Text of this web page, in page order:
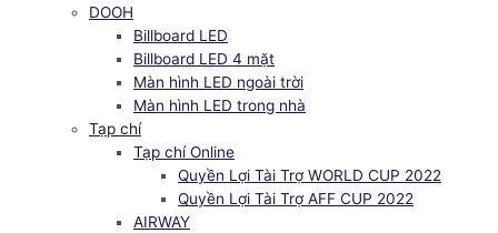
DOOH
Billboard LED
Billboard LED 4 mặt
Màn hình LED ngoài trời
Màn hình LED trong nhà
Tạp chí
Tạp chí Online
Quyền Lợi Tài Trợ WORLD CUP 2022
Quyền Lợi Tài Trợ AFF CUP 2022
AIRWAY